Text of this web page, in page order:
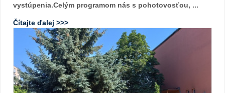
vystúpenia.Celým programom nás s pohotovosťou, ...
Čítajte ďalej >>>